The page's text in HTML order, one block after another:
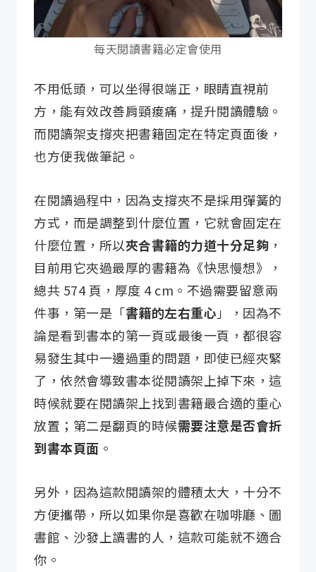
每天閱讀書籍必定會使用
不用低頭，可以坐得很端正，眼睛直視前
方，能有效改善肩頸痠痛，提升閱讀體驗。
而閱讀架支撐夾把書籍固定在特定頁面後，
也方便我做筆記。
在閱讀過程中，因為支撐夾不是採用彈簧的
方式，而是調整到什麼位置，它就會固定在
什麼位置，所以夾合書籍的力道十分足夠 ，
目前用它夾過最厚的書籍為《快思慢想》，
總共 574 頁，厚度 4 cm。不過需要留意兩
件事，第一是「書籍的左右重心 」，因為不
論是看到書本的第一頁或最後一頁，都很容
易發生其中一邊過重的問題，即使已經夾緊
了，依然會導致書本從閱讀架上掉下來，這
時候就要在閱讀架上找到書籍最合適的重心
放置；第二是翻頁的時候需要注意是否會折
到書本頁面 。
另外，因為這款閱讀架的體積太大，十分不
方便攜帶，所以如果你是喜歡在咖啡廳、圖
書館、沙發上讀書的人，這款可能就不適合
你。